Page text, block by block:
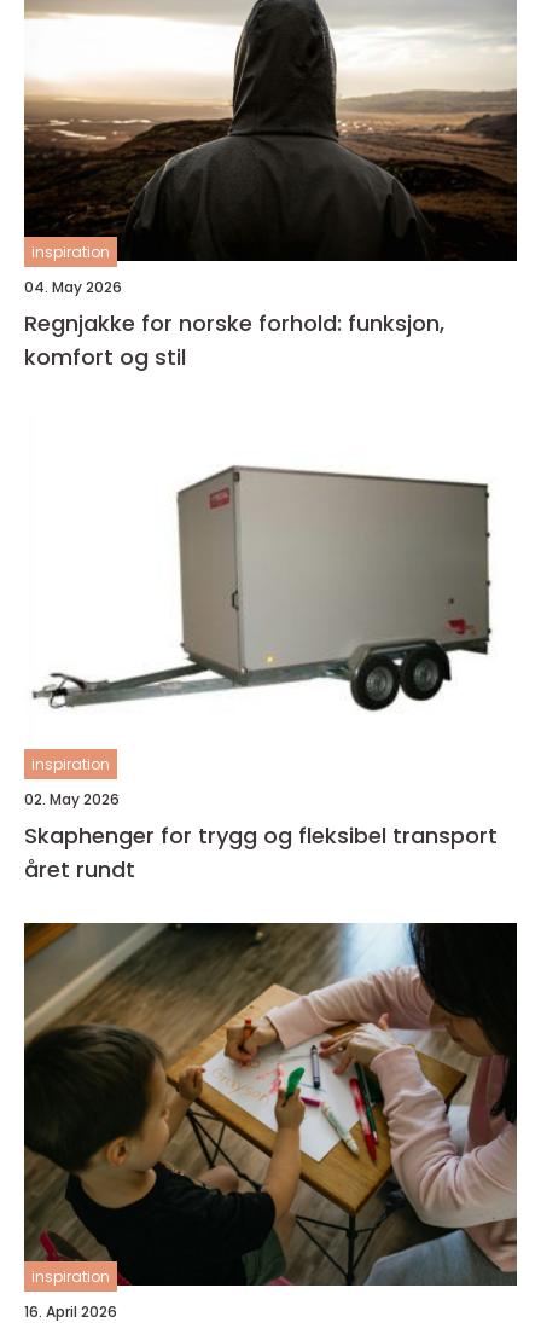
inspiration
04. May 2026
Regnjakke for norske forhold: funksjon,
komfort og stil
inspiration
02. May 2026
Skaphenger for trygg og fleksibel transport
året rundt
inspiration
16. April 2026